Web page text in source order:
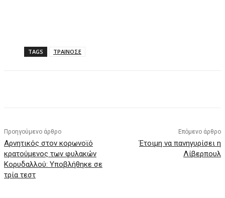
TAGS ΤΡΑΙΝΟΣΕ
Προηγούμενο άρθρο
Αρνητικός στον κορωνοϊό
κρατούμενος των φυλακών
Κορυδαλλού: Υποβλήθηκε σε
τρία τεστ
Επόμενο άρθρο
Έτοιμη να πανηγυρίσει η
Λίβερπουλ